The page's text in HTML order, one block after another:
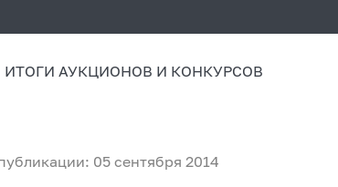
ИТОГИ АУКЦИОНОВ И КОНКУРСОВ
05 сентября 2014